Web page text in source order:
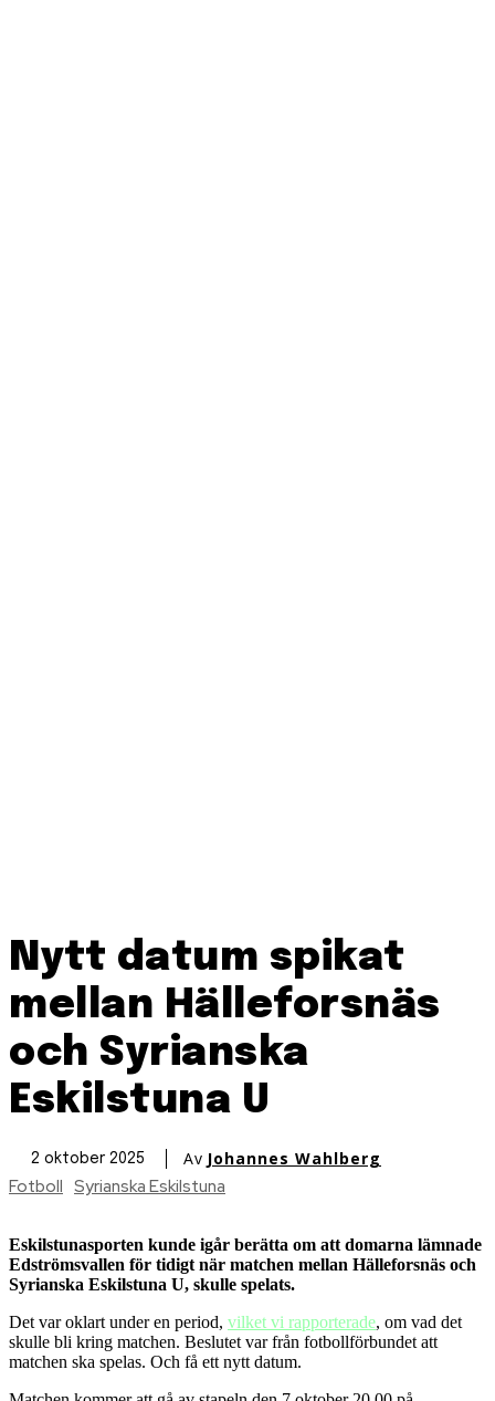
Nytt datum spikat
mellan Hälleforsnäs
och Syrianska
Eskilstuna U
2 oktober 2025 Av Johannes Wahlberg
Fotboll Syrianska Eskilstuna
Eskilstunasporten kunde igår berätta om att domarna lämnade
Edströmsvallen för tidigt när matchen mellan Hälleforsnäs och
Syrianska Eskilstuna U, skulle spelats.
Det var oklart under en period, vilket vi rapporterade, om vad det
skulle bli kring matchen. Beslutet var från fotbollförbundet att
matchen ska spelas. Och få ett nytt datum.